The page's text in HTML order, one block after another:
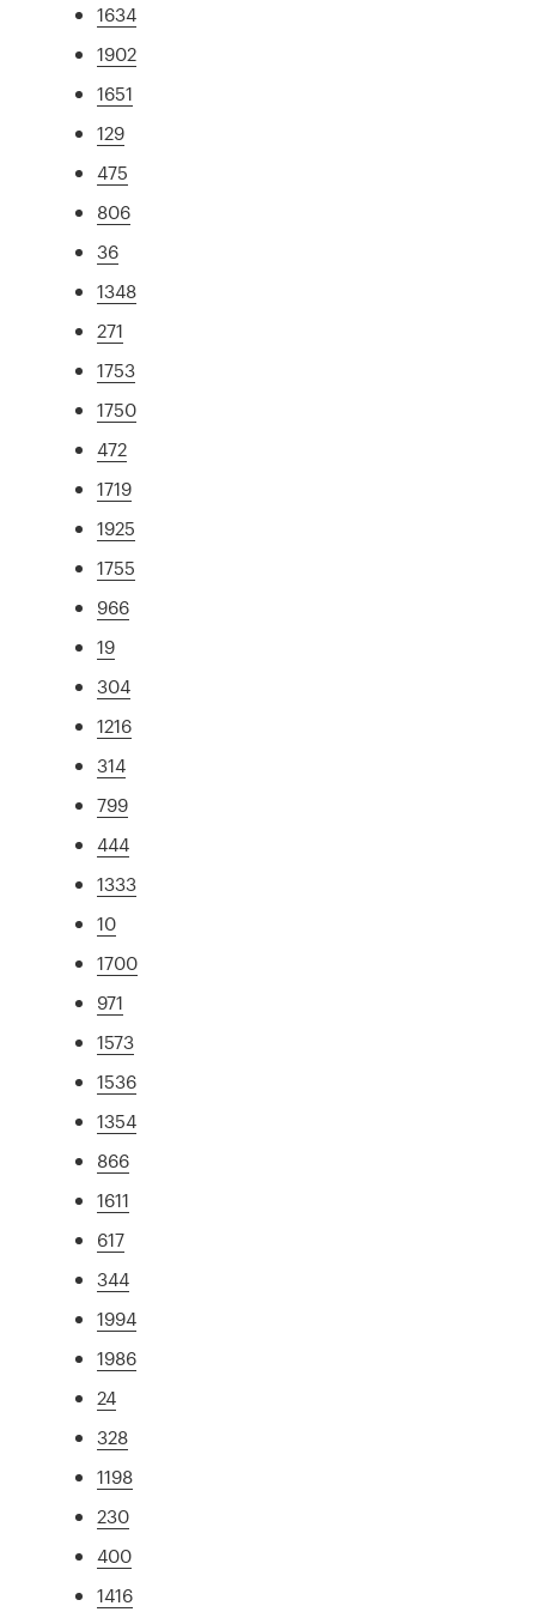
1634
1902
1651
129
475
806
36
1348
271
1753
1750
472
1719
1925
1755
966
19
304
1216
314
799
444
1333
10
1700
971
1573
1536
1354
866
1611
617
344
1994
1986
24
328
1198
230
400
1416